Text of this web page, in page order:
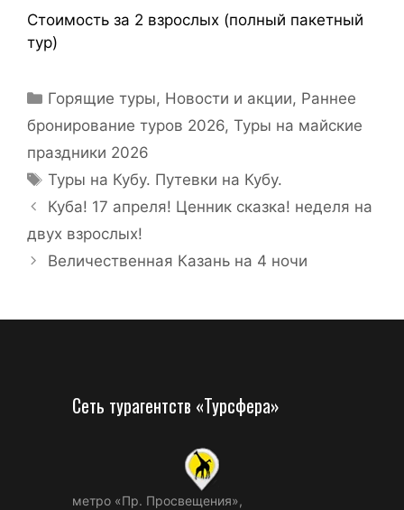
Стоимость за 2 взрослых (полный пакетный
тур)
Горящие туры, Новости и акции, Раннее
бронирование туров 2026, Туры на майские
праздники 2026
Туры на Кубу. Путевки на Кубу.
Куба! 17 апреля! Ценник сказка! неделя на
двух взрослых!
Величественная Казань на 4 ночи
Сеть турагентств «Турсфера»
метро «Пр. Просвещения»,